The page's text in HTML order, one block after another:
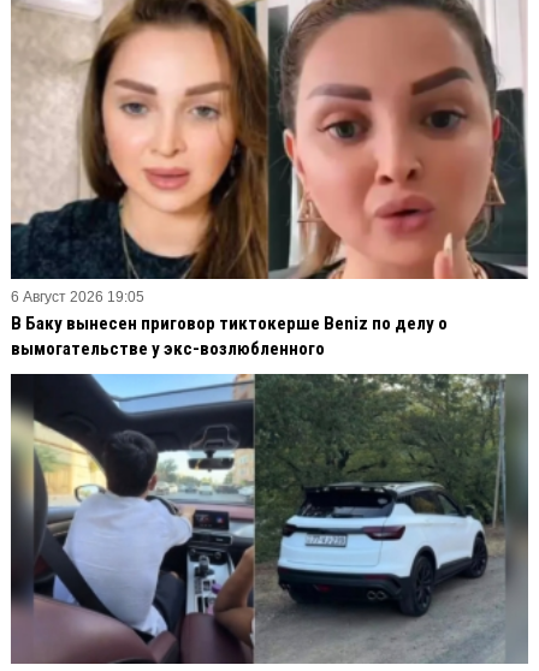
6 Август 2026 19:05
В Баку вынесен приговор тиктокерше Beniz по делу о
вымогательстве у экс-возлюбленного